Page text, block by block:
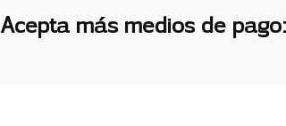
Acepta más medios de pago: